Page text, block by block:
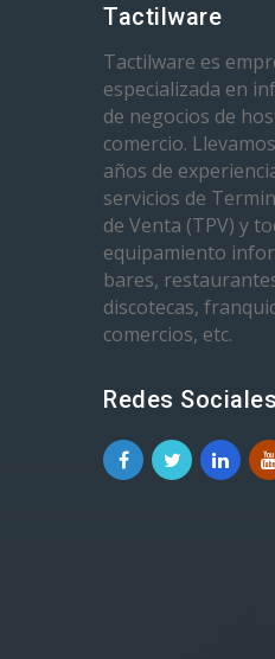
Tactilware
Tactilware es
especializada en
de negocios de
comercio.
años de
servicios de
de Venta (TPV) y
equipamiento
bares,
discotecas,
comercios, etc.
Redes Sociales